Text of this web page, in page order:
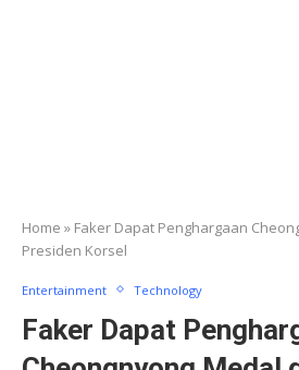
Home » Faker Dapat Penghargaan
Presiden Korsel
Entertainment Technology
Faker Dapat